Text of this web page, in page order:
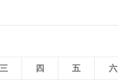
三 四 五 六